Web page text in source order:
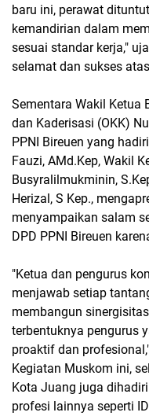
baru ini, perawat
kemandirian dalam
sesuai standar kerja,"
selamat dan sukses
Sementara Wakil Ketua
dan Kaderisasi (OKK)
PPNI Bireuen yang
Fauzi, AMd.Kep, Wakil
Busyralilmukminin,
Herizal, S Kep.,
menyampaikan salam
DPD PPNI Bireuen
"Ketua dan pengurus
menjawab setiap
membangun
terbentuknya pengurus
proaktif dan
Kegiatan Muskom ini,
Kota Juang juga
profesi lainnya seperti